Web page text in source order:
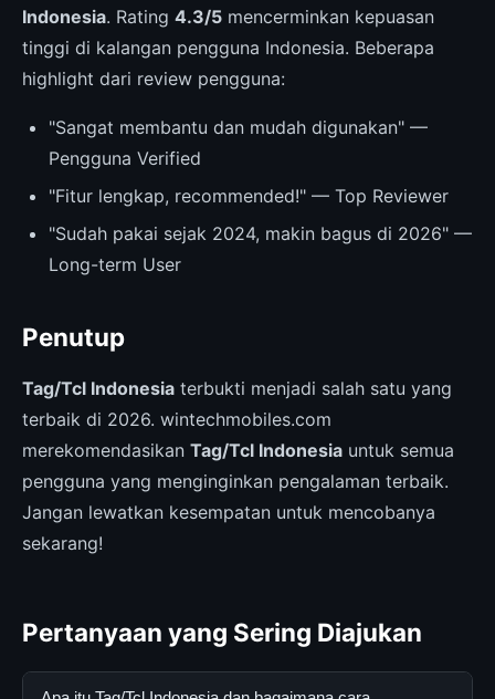
Indonesia. Rating 4.3/5 mencerminkan kepuasan
tinggi di kalangan pengguna Indonesia. Beberapa
highlight dari review pengguna:
"Sangat membantu dan mudah digunakan" —
Pengguna Verified
"Fitur lengkap, recommended!" — Top Reviewer
"Sudah pakai sejak 2024, makin bagus di 2026" —
Long-term User
Penutup
Tag/Tcl Indonesia terbukti menjadi salah satu yang
terbaik di 2026. wintechmobiles.com
merekomendasikan Tag/Tcl Indonesia untuk semua
pengguna yang menginginkan pengalaman terbaik.
Jangan lewatkan kesempatan untuk mencobanya
sekarang!
Pertanyaan yang Sering Diajukan